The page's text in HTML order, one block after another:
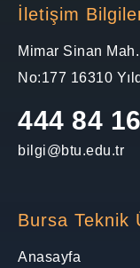
İletişim
Mimar Sinan
No:177 16310
444 84 16
bilgi@btu.edu.tr
Bursa Teknik
Anasayfa